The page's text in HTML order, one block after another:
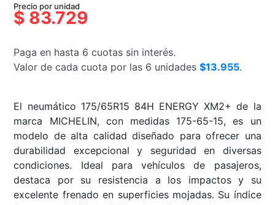
precio
original
$167.458.
precio
actual
$83.729.
Precio por unidad
$ 83.729
Paga en hasta 6 cuotas sin interés.
Valor de cada cuota por las 6 unidades$13.955.
El neumático 175/65R15 84H ENERGY XM2+ de la
marca MICHELIN, con medidas 175-65-15, es un
modelo de alta calidad diseñado para ofrecer una
durabilidad excepcional y seguridad en diversas
condiciones. Ideal para vehículos de pasajeros,
destaca por su resistencia a los impactos y su
excelente frenado en superficies mojadas. Su índice